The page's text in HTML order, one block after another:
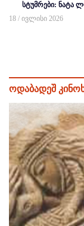
სტუმრები: ნატა
18 / ივლისი 2026
ოდაბადეშ